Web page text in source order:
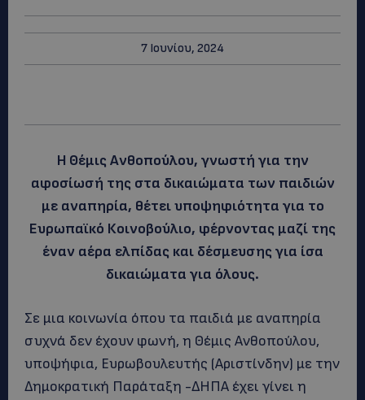
7 Ιουνίου, 2024
Η Θέμις Ανθοπούλου, γνωστή για την
αφοσίωσή της στα δικαιώματα των παιδιών
με αναπηρία, θέτει υποψηφιότητα για το
Ευρωπαϊκό Κοινοβούλιο, φέρνοντας μαζί της
έναν αέρα ελπίδας και δέσμευσης για ίσα
δικαιώματα για όλους.
Σε μια κοινωνία όπου τα παιδιά με αναπηρία
συχνά δεν έχουν φωνή, η Θέμις Ανθοπούλου,
υποψήφια, Ευρωβουλευτής (Αριστίνδην) με την
Δημοκρατική Παράταξη -ΔΗΠΑ έχει γίνει η